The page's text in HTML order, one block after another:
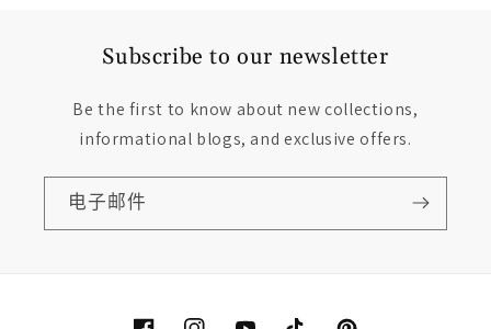
Subscribe to our newsletter
Be the first to know about new collections,
informational blogs, and exclusive offers.
电子邮件